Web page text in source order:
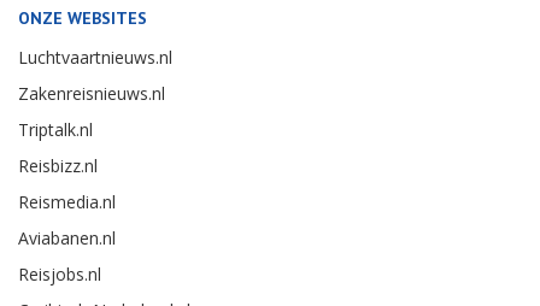
ONZE WEBSITES
Luchtvaartnieuws.nl
Zakenreisnieuws.nl
Triptalk.nl
Reisbizz.nl
Reismedia.nl
Aviabanen.nl
Reisjobs.nl